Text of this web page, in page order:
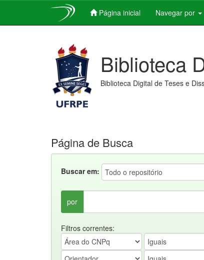
Página inicial Navegar por
Biblioteca
Biblioteca Digital de Teses e
Página de Busca
Buscar em:
por
Filtros correntes: